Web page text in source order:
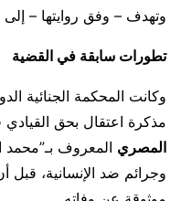
وتهدف – وفق روايتها –
تطورات سابقة في القضية
وكانت المحكمة الجنائية
مذكرة اعتقال بحق
المصري المعروف بـ”محمد
وجرائم ضد الإنسانية، قبل